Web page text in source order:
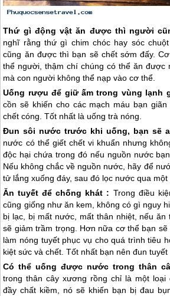
Thứ gì động vật ăn được thì người
nghĩ rằng thứ gì chim chóc hay sóc
cũng ăn được thì bạn sẽ chết sớm đấy.
thể người, thậm chí chúng có thể ăn được
mà con người không thể nạp vào cơ thể.
Uống rượu để giữ ấm trong vùng lạnh
cồn sẽ khiến cho các mạch máu bạn
chết cóng. Tốt nhất là uống trà nóng.
Đun sôi nước trước khi uống, bạn sẽ
nước có thể giết chết vi khuẩn nhưng
độc hại chứa trong đó nếu nguồn nước
Nếu không chắc về nguồn nước, hãy để
tử lắng xuống đáy, sau đó lọc nước qua một
Ăn tuyết để chống khát : Trong điều
cũng giống như ăn kem, không có gì nguy
bị lạc, bị mất nước, mất thân nhiệt, nếu ăn
sẽ giảm trầm trọng. Hơn nữa cơ thể bạn
làm nóng tuyết phục vụ cho quá trình tiêu
kiệt sức và chết. Tốt nhất bạn nên đun tuyết
Có thể uống được nước trong thân
trong thân cây xương rồng chỉ là một loại
đầy chất kiềm, nó sẽ khiến bạn bị đau